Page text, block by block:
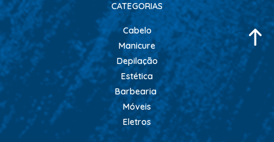
CATEGORIAS
Cabelo
Manicure
Depilação
Estética
Barbearia
Móveis
Eletros